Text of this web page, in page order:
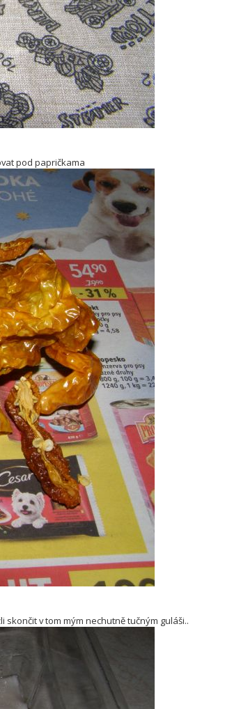
pod papričkama
v tom mým nechutně tučným guláši..